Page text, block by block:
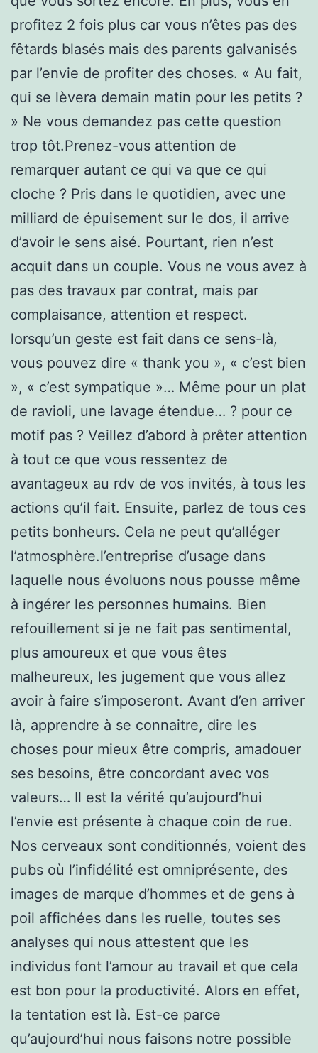
profitez 2 fois plus car vous n’êtes pas des
fêtards blasés mais des parents galvanisés
par l’envie de profiter des choses. « Au fait,
qui se lèvera demain matin pour les petits ?
» Ne vous demandez pas cette question
trop tôt.Prenez-vous attention de
remarquer autant ce qui va que ce qui
cloche ? Pris dans le quotidien, avec une
milliard de épuisement sur le dos, il arrive
d’avoir le sens aisé. Pourtant, rien n’est
acquit dans un couple. Vous ne vous avez à
pas des travaux par contrat, mais par
complaisance, attention et respect.
lorsqu’un geste est fait dans ce sens-là,
vous pouvez dire « thank you », « c’est bien
», « c’est sympatique »… Même pour un plat
de ravioli, une lavage étendue… ? pour ce
motif pas ? Veillez d’abord à prêter attention
à tout ce que vous ressentez de
avantageux au rdv de vos invités, à tous les
actions qu’il fait. Ensuite, parlez de tous ces
petits bonheurs. Cela ne peut qu’alléger
l’atmosphère.l’entreprise d’usage dans
laquelle nous évoluons nous pousse même
à ingérer les personnes humains. Bien
refouillement si je ne fait pas sentimental,
plus amoureux et que vous êtes
malheureux, les jugement que vous allez
avoir à faire s’imposeront. Avant d’en arriver
là, apprendre à se connaitre, dire les
choses pour mieux être compris, amadouer
ses besoins, être concordant avec vos
valeurs… Il est la vérité qu’aujourd’hui
l’envie est présente à chaque coin de rue.
Nos cerveaux sont conditionnés, voient des
pubs où l’infidélité est omniprésente, des
images de marque d’hommes et de gens à
poil affichées dans les ruelle, toutes ses
analyses qui nous attestent que les
individus font l’amour au travail et que cela
est bon pour la productivité. Alors en effet,
la tentation est là. Est-ce parce
qu’aujourd’hui nous faisons notre possible